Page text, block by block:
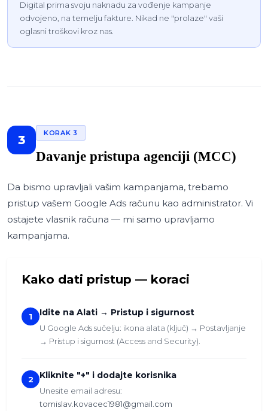
Digital prima svoju naknadu za vođenje kampanje
odvojeno, na temelju fakture. Nikad ne "prolaze" vaši
oglasni troškovi kroz nas.
3 KORAK 3
Davanje pristupa agenciji (MCC)
Da bismo upravljali vašim kampanjama, trebamo
pristup vašem Google Ads računu kao administrator. Vi
ostajete vlasnik računa — mi samo upravljamo
kampanjama.
Kako dati pristup — koraci
1 Idite na Alati → Pristup i sigurnost
U Google Ads sučelju: ikona alata (ključ) → Postavljanje
→ Pristup i sigurnost (Access and Security).
2 Kliknite "+" i dodajte korisnika
Unesite email adresu:
tomislav.kovacec1981@gmail.com